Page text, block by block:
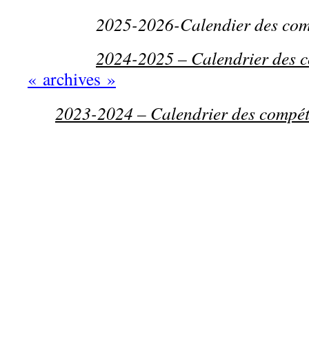
2025-2026-Calendier des
2024-2025 – Calendrier des
« archives »
2023-2024 – Calendrier des